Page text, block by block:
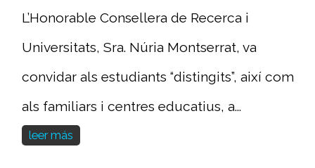
L’Honorable Consellera de Recerca i
Universitats, Sra. Núria Montserrat, va
convidar als estudiants “distingits”, així com
als familiars i centres educatius, a...
leer más